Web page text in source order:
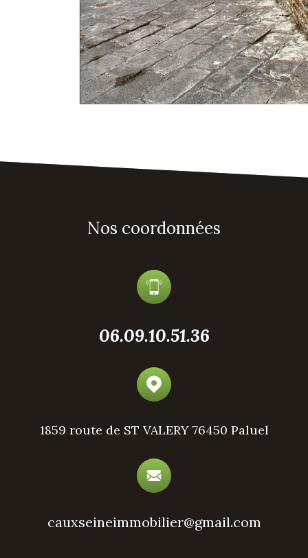
Nos coordonnées
06.09.10.51.36
cauxseineimmobilier@gmail.com
1859 route de ST VALERY76450 Paluel